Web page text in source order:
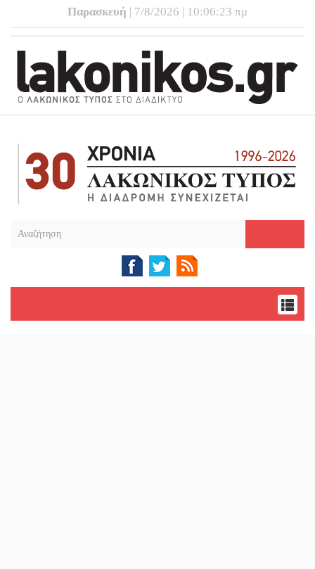
Παρασκευή | 7/8/2026 | 10:06:24 πμ